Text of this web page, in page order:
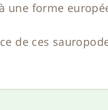
une forme
de ces